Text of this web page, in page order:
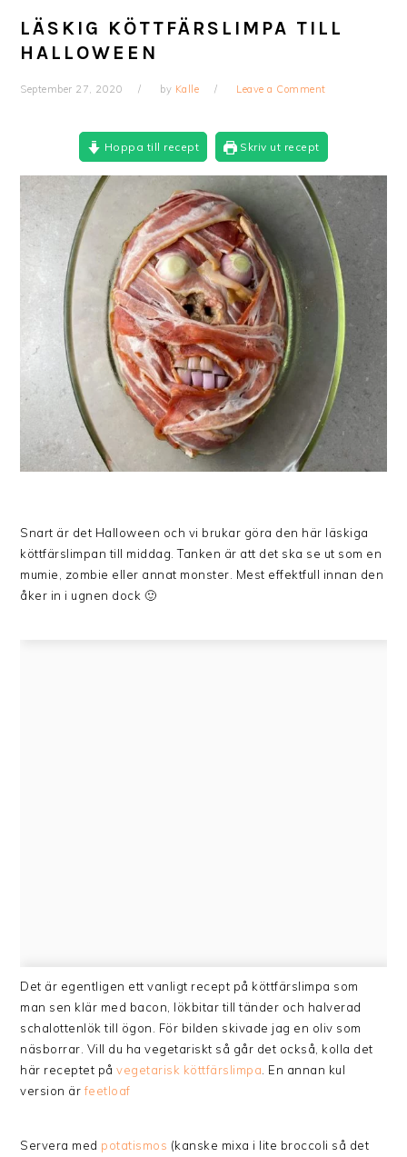
LÄSKIG KÖTTFÄRSLIMPA TILL
HALLOWEEN
September 27, 2020 by Kalle Leave a Comment
Hoppa till recept Skriv ut recept
Snart är det Halloween och vi brukar göra den här läskiga
köttfärslimpan till middag. Tanken är att det ska se ut som en
mumie, zombie eller annat monster. Mest effektfull innan den
åker in i ugnen dock 🙂
Det är egentligen ett vanligt recept på köttfärslimpa som
man sen klär med bacon, lökbitar till tänder och halverad
schalottenlök till ögon. För bilden skivade jag en oliv som
näsborrar. Vill du ha vegetariskt så går det också, kolla det
här receptet påvegetarisk köttfärslimpa . En annan kul
version ärfeetloaf
Servera med potatismos (kanske mixa i lite broccoli så det